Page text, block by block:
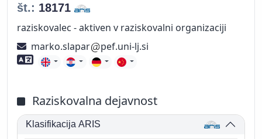
št.: 18171
raziskovalec - aktiven v raziskovalni organizaciji
marko.slapar
pef.uni-lj.si
Znanje tujih jezikov
Raziskovalna dejavnost
Klasifikacija ARIS